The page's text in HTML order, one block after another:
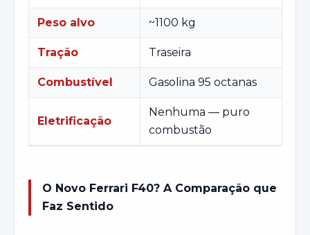
Peso alvo ~1100 kg
Tração Traseira
Combustível Gasolina 95 octanas
Eletrificação
Nenhuma — puro
combustão
O Novo Ferrari F40? A Comparação que
Faz Sentido